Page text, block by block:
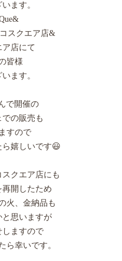
ます。
スクエア店&
ア店にて
皆様
ます。
で開催の
の販売も
すので
嬉しいです😃
クエア店にも
開したため
火、金納品も
思いますが
しますので
ら幸いです。